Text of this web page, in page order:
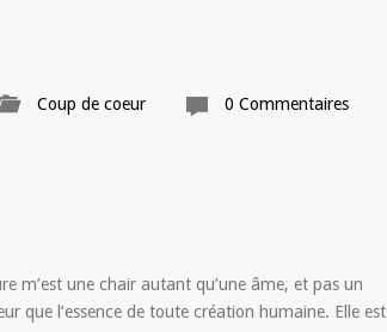
Coup de coeur 0 Commentaires
m’est une chair autant qu’une âme, et pas un
que l’essence de toute création humaine. Elle est